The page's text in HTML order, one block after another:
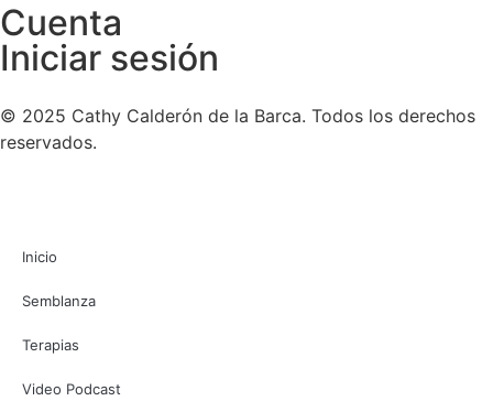
Cuenta
Iniciar sesión
© 2025 Cathy Calderón de la Barca. Todos los derechos
reservados.
Inicio
Semblanza
Terapias
Video Podcast